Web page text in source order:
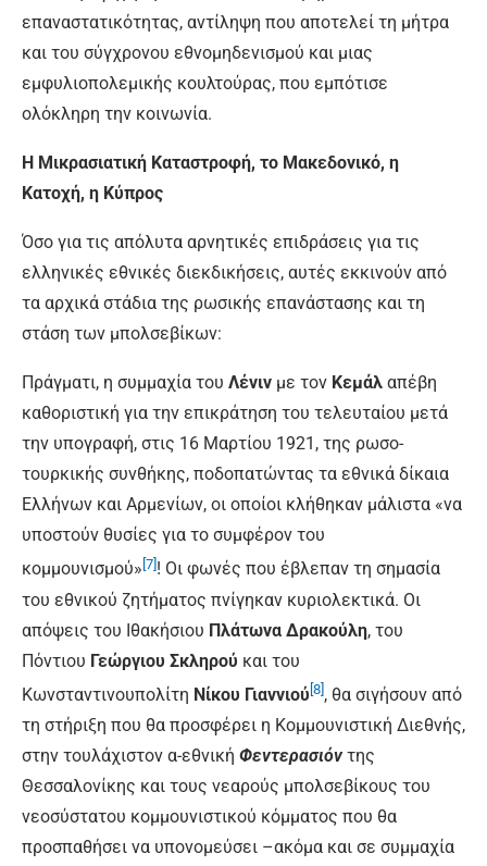
επαναστατικότητας, αντίληψη που αποτελεί τη μήτρα
και του σύγχρονου εθνομηδενισμού και μιας
εμφυλιοπολεμικής κουλτούρας, που εμπότισε
ολόκληρη την κοινωνία.
Η Μικρασιατική Καταστροφή, το Μακεδονικό, η
Κατοχή, η Κύπρος
Όσο για τις απόλυτα αρνητικές επιδράσεις για τις
ελληνικές εθνικές διεκδικήσεις, αυτές εκκινούν από
τα αρχικά στάδια της ρωσικής επανάστασης και τη
στάση των μπολσεβίκων:
Πράγματι, η συμμαχία του Λένιν με τον Κεμάλ απέβη
καθοριστική για την επικράτηση του τελευταίου μετά
την υπογραφή, στις 16 Μαρτίου 1921, της ρωσο-
τουρκικής συνθήκης, ποδοπατώντας τα εθνικά δίκαια
Ελλήνων και Αρμενίων, οι οποίοι κλήθηκαν μάλιστα «να
υποστούν θυσίες για το συμφέρον του
κομμουνισμού» [7]! Οι φωνές που έβλεπαν τη σημασία
του εθνικού ζητήματος πνίγηκαν κυριολεκτικά. Οι
απόψεις του Ιθακήσιου Πλάτωνα Δρακούλη, του
Πόντιου Γεώργιου Σκληρού και του
Κωνσταντινουπολίτη Νίκου Γιαννιού [8], θα σιγήσουν από
τη στήριξη που θα προσφέρει η Κομμουνιστική Διεθνής,
στην τουλάχιστον α-εθνική Φεντερασιόντης
Θεσσαλονίκης και τους νεαρούς μπολσεβίκους του
νεοσύστατου κομμουνιστικού κόμματος που θα
προσπαθήσει να υπονομεύσει –ακόμα και σε συμμαχία